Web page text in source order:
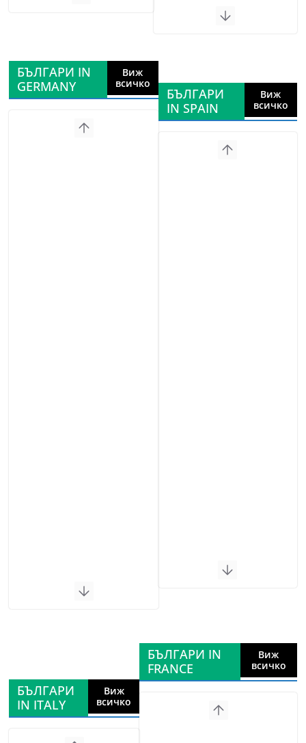
БЪЛГАРИ IN
GERMANY
Виж
всичко
БЪЛГАРИ
IN SPAIN
Виж
всичко
БЪЛГАРИ
IN ITALY
Виж
всичко
БЪЛГАРИ IN
FRANCE
Виж
всичко